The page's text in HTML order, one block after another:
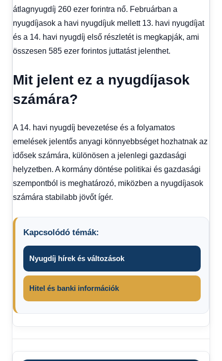
átlagnyugdíj 260 ezer forintra nő. Februárban a
nyugdíjasok a havi nyugdíjuk mellett 13. havi nyugdíjat
és a 14. havi nyugdíj első részletét is megkapják, ami
összesen 585 ezer forintos juttatást jelenthet.
Mit jelent ez a nyugdíjasok
számára?
A 14. havi nyugdíj bevezetése és a folyamatos
emelések jelentős anyagi könnyebbséget hozhatnak az
idősek számára, különösen a jelenlegi gazdasági
helyzetben. A kormány döntése politikai és gazdasági
szempontból is meghatározó, miközben a nyugdíjasok
számára stabilabb jövőt ígér.
Kapcsolódó témák:
Nyugdíj hírek és változások
Hitel és banki információk
havi